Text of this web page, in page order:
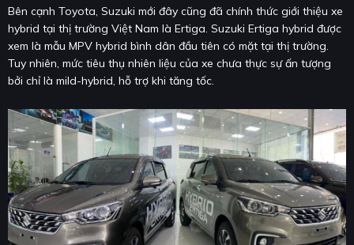
Bên cạnh Toyota, Suzuki mới đây cũng đã chính thức giới thiệu xe
hybrid tại thị trường Việt Nam là Ertiga. Suzuki Ertiga hybrid được
xem là mẫu MPV hybrid bình dân đầu tiên có mặt tại thị trường.
Tuy nhiên, mức tiêu thụ nhiên liệu của xe chưa thực sự ấn tượng
bởi chỉ là mild-hybrid, hỗ trợ khi tăng tốc.